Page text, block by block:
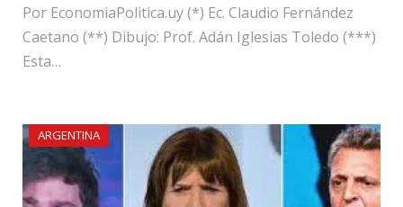
Por EconomiaPolitica.uy (*) Ec. Claudio Fernández
Caetano (**) Dibujo: Prof. Adán Iglesias Toledo (***)
Esta…
ARGENTINA